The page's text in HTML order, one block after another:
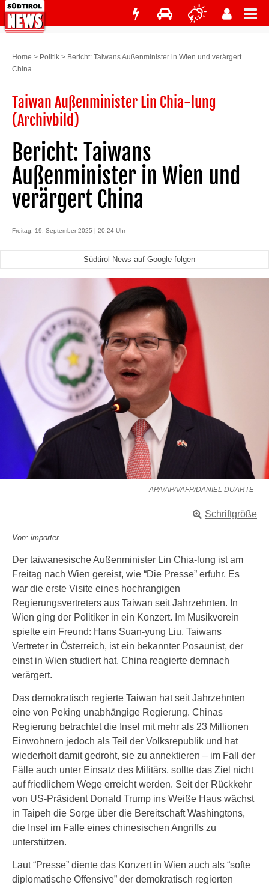
Home > Politik > Bericht: Taiwans Außenminister in Wien und verärgert
China
Taiwan Außenminister Lin Chia-lung
(Archivbild)
Bericht: Taiwans
Außenminister in Wien und
verärgert China
Freitag, 19. September 2025 | 20:24 Uhr
Südtirol News auf Google folgen
APA/APA/AFP/DANIEL DUARTE
Schriftgröße
Von: importer
Der taiwanesische Außenminister Lin Chia-lung ist am
Freitag nach Wien gereist, wie “Die Presse” erfuhr. Es
war die erste Visite eines hochrangigen
Regierungsvertreters aus Taiwan seit Jahrzehnten. In
Wien ging der Politiker in ein Konzert. Im Musikverein
spielte ein Freund: Hans Suan-yung Liu, Taiwans
Vertreter in Österreich, ist ein bekannter Posaunist, der
einst in Wien studiert hat. China reagierte demnach
verärgert.
Das demokratisch regierte Taiwan hat seit Jahrzehnten
eine von Peking unabhängige Regierung. Chinas
Regierung betrachtet die Insel mit mehr als 23 Millionen
Einwohnern jedoch als Teil der Volksrepublik und hat
wiederholt damit gedroht, sie zu annektieren – im Fall der
Fälle auch unter Einsatz des Militärs, sollte das Ziel nicht
auf friedlichem Wege erreicht werden. Seit der Rückkehr
von US-Präsident Donald Trump ins Weiße Haus wächst
in Taipeh die Sorge über die Bereitschaft Washingtons,
die Insel im Falle eines chinesischen Angriffs zu
unterstützen.
Laut “Presse” diente das Konzert in Wien auch als “softe
diplomatische Offensive” der demokratisch regierten